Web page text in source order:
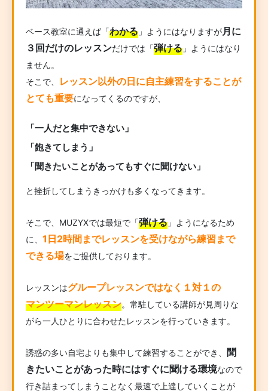
ベース教室に通えば「わかる」ようにはなりますが月に
３回だけのレッスンだけでは「弾ける」ようにはなり
ません。
そこで、
レッスン以外の日に自主練習をすることが
とても重要になってくるのですが、
「一人だと集中できない」
「飽きてしまう」
「聞きたいことがあってもすぐに聞けない」
と挫折してしまうきっかけも多くなってきます。
そこで、MUZYXでは最短で「弾ける」ようになるため
に、 1日2時間までレッスンを受けながら練習まで
できる場をご提供しております。
レッスンはグループレッスンではなく１対１の
マンツーマンレッスン。常駐している講師が見周りな
がら一人ひとりに合わせたレッスンを行っていきます。
誘惑の多い自宅よりも集中して練習することができ、 聞
きたいことがあった時にはすぐに聞ける環境なので
行き詰まってしまうことなく最速で上達していくことが